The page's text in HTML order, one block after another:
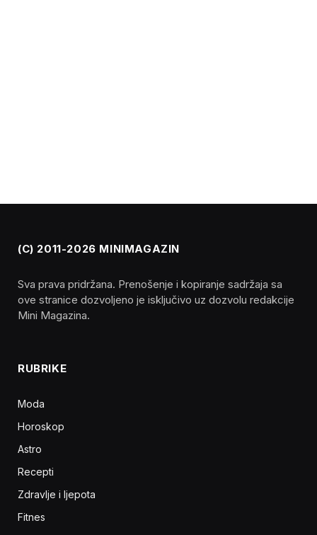
(C) 2011-2026 MINIMAGAZIN
Sva prava pridržana. Prenošenje i kopiranje sadržaja sa
ove stranice dozvoljeno je isključivo uz dozvolu redakcije
Mini Magazina.
RUBRIKE
Moda
Horoskop
Astro
Recepti
Zdravlje i ljepota
Fitnes